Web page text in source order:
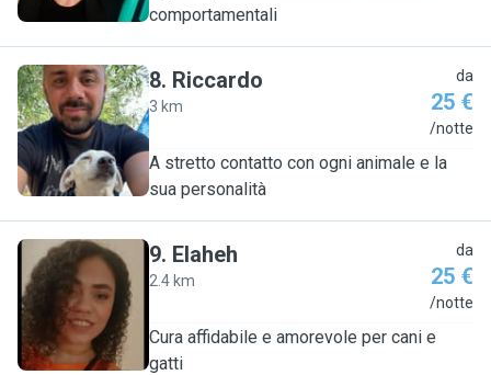
comportamentali
R
8. Riccardo
3 km
da
25 €
/notte
A stretto contatto con ogni animale e la
sua personalità
E
9. Elaheh
2.4 km
da
25 €
/notte
Cura affidabile e amorevole per cani e
gatti